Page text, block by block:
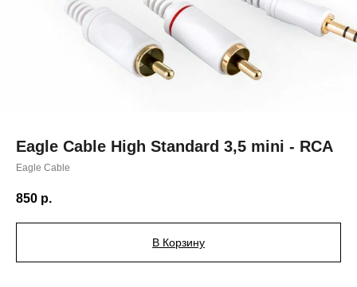
Eagle Cable High Standard 3,5 mini - RCA
Eagle Cable
850 р.
В Корзину